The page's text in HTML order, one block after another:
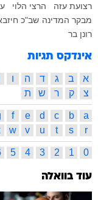
רצועת עזה
הרצי הלוי
מבקר המדינה שב"כ
רונן בר
אינדקס תגיות
א ב ג ד ה ו
צ
ק ר ש ת
a
b
c
d
e
f
r
s
t
u
v
w
0
1
2
3
4
5
עוד בוואלה